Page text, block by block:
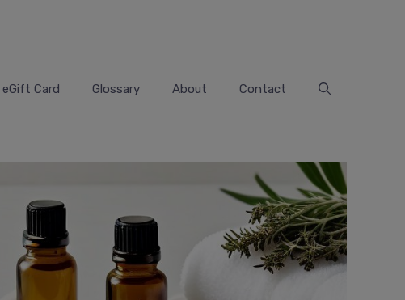
eGift Card Glossary About Contact